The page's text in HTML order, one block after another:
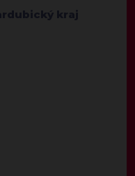
kraj